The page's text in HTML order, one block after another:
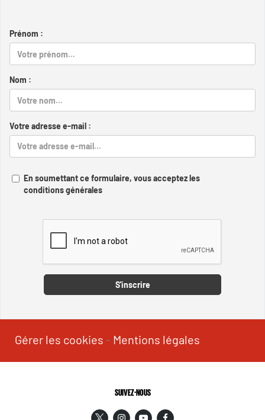
Prénom :
Nom :
Votre adresse e-mail :
En soumettant ce formulaire, vous acceptez les
conditions générales
S'inscrire
Gérer les cookies - Mentions légales
SUIVEZ-NOUS